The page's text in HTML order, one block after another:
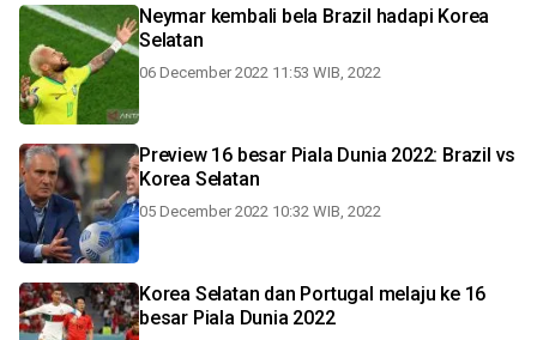
Neymar kembali bela Brazil hadapi Korea
Selatan
06 December 2022 11:53 WIB, 2022
Preview 16 besar Piala Dunia 2022: Brazil vs
Korea Selatan
05 December 2022 10:32 WIB, 2022
Korea Selatan dan Portugal melaju ke 16
besar Piala Dunia 2022